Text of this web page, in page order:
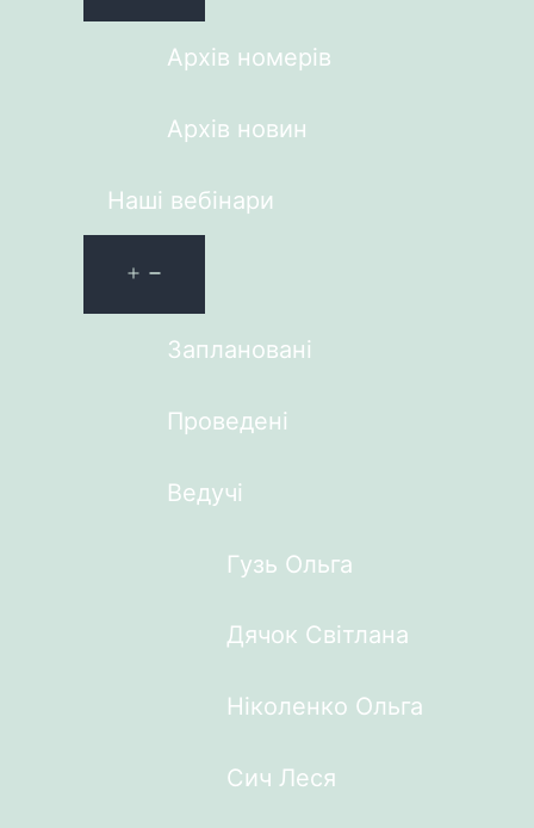
Архів номерів
Архів новин
Наші вебінари
Заплановані
Проведені
Ведучі
Гузь Ольга
Дячок Світлана
Ніколенко Ольга
Сич Леся